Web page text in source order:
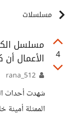
مسلسلات
4
مسلسل
الأعمال
شهدت أحداث
الممثلة